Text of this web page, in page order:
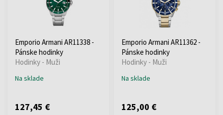
Emporio Armani AR11338 -
Pánske hodinky
Hodinky - Muži
Na sklade
127,45 €
Emporio Armani AR11362 -
Pánske hodinky
Hodinky - Muži
Na sklade
125,00 €